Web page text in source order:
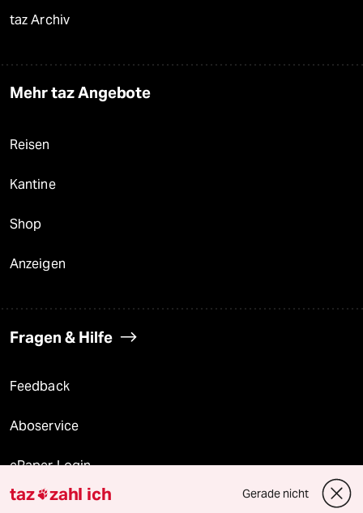
taz Archiv
Mehr taz Angebote
Reisen
Kantine
Shop
Anzeigen
Fragen & Hilfe
Feedback
Aboservice
ePaper Login
Downloads für Abonnierende
taz zahl ich Gerade nicht